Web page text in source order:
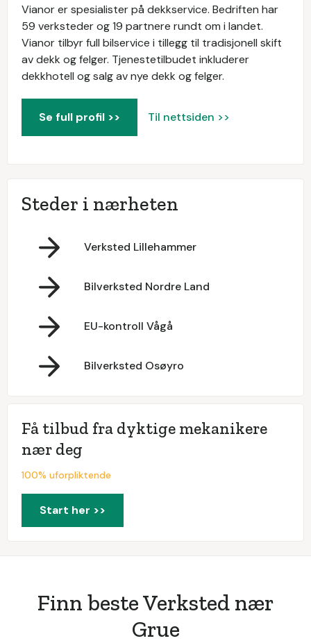
Vianor er spesialister på dekkservice. Bedriften har
59 verksteder og 19 partnere rundt om i landet.
Vianor tilbyr full bilservice i tillegg til tradisjonell skift
av dekk og felger. Tjenestetilbudet inkluderer
dekkhotell og salg av nye dekk og felger.
Se full profil >> Til nettsiden >>
Steder i nærheten
Verksted Lillehammer
Bilverksted Nordre Land
EU-kontroll Vågå
Bilverksted Osøyro
Få tilbud fra dyktige mekanikere
nær deg
100% uforpliktende
Start her >>
Finn beste Verksted nær
Grue